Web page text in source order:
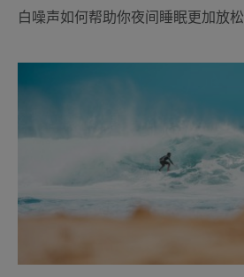
白噪声如何帮助你夜间睡眠更加放松